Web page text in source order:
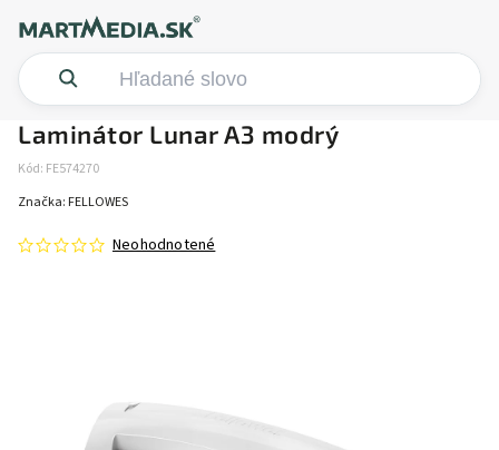
Laminátor Lunar A3 modrý
Kód: FE574270
Neohodnotené
Značka: FELLOWES